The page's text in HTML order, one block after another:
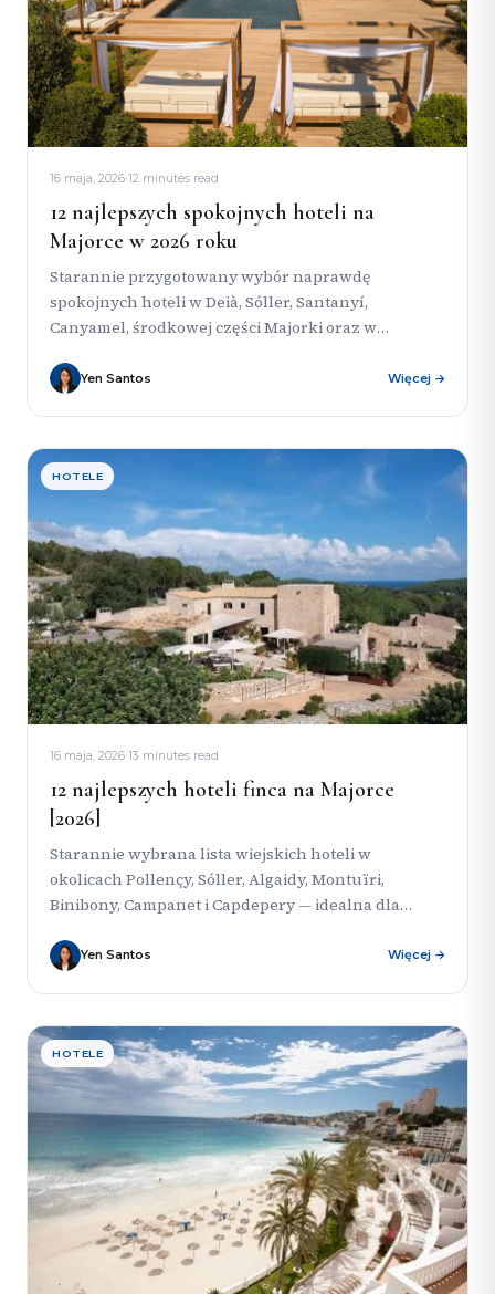
16 maja, 2026·12 minutes read
12 najlepszych spokojnych hoteli na
Majorce w 2026 roku
Starannie przygotowany wybór naprawdę
spokojnych hoteli w Deià, Sóller, Santanyí,
Canyamel, środkowej części Majorki oraz w
miłośników powolnego...
Yen Santos Więcej →
HOTELE
16 maja, 2026·13 minutes read
12 najlepszych hoteli finca na Majorce
[2026]
Starannie wybrana lista wiejskich hoteli w
okolicach Pollençy, Sóller, Algaidy, Montuïri,
Binibony, Campanet i Capdepery — idealna dla
więcej przestrzeni...
Yen Santos Więcej →
HOTELE